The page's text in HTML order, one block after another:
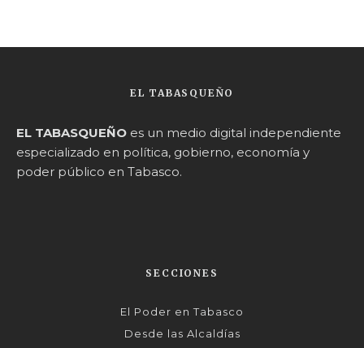
EL TABASQUEÑO
EL TABASQUEÑO es un medio digital independiente
especializado en política, gobierno, economía y
poder público en Tabasco.
SECCIONES
El Poder en Tabasco
Desde las Alcaldías